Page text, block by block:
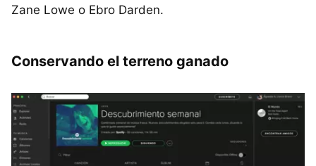
Zane Lowe o Ebro Darden.
Conservando el terreno ganado